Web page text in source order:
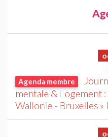
Agenda membre
mentale & Logement
Wallonie - Bruxelles »